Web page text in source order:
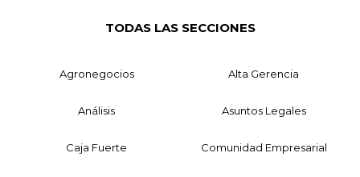
TODAS LAS SECCIONES
Agronegocios Alta Gerencia
Análisis Asuntos Legales
Caja Fuerte Comunidad Empresarial